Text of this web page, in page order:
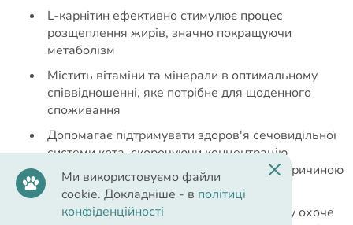
L-карнітин ефективно стимулює процес
розщеплення жирів, значно покращуючи
метаболізм
Містить вітаміни та мінерали в оптимальному
співвідношенні, яке потрібне для щоденного
споживання
Допомагає підтримувати здоров'я сечовидільної
системи кота, скорочуючи концентрацію
мінеральних речовин, які можуть стати причиною
утворення сечових каменів
Має відмінні смакові якості, завдяки чому охоче
Ми використовуємо файли
cookie. Докладніше - в політиці
конфіденційності